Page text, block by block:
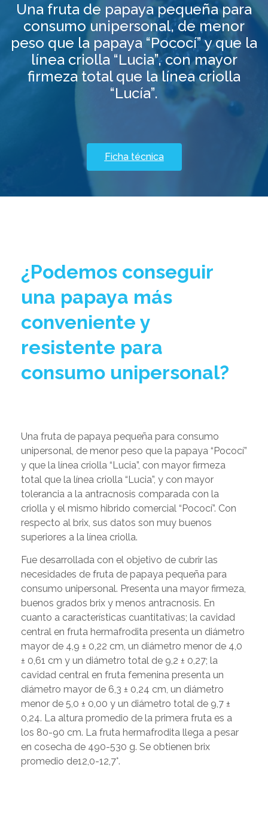
Una fruta de papaya pequeña para
consumo unipersonal, de menor
peso que la papaya “Pococí” y que la
línea criolla “Lucia”, con mayor
firmeza total que la línea criolla
“Lucía”.
Ficha técnica
¿Podemos conseguir
una papaya más
conveniente y
resistente para
consumo unipersonal?
Una fruta de papaya pequeña para consumo
unipersonal, de menor peso que la papaya “Pococí”
y que la línea criolla “Lucia”, con mayor firmeza
total que la línea criolla “Lucia”, y con mayor
tolerancia a la antracnosis comparada con la
criolla y el mismo hibrido comercial “Pococí”. Con
respecto al brix, sus datos son muy buenos
superiores a la línea criolla.
Fue desarrollada con el objetivo de cubrir las
necesidades de fruta de papaya pequeña para
consumo unipersonal. Presenta una mayor firmeza,
buenos grados brix y menos antracnosis. En
cuanto a características cuantitativas; la cavidad
central en fruta hermafrodita presenta un diámetro
mayor de 4,9 ± 0,22 cm, un diámetro menor de 4,0
± 0,61 cm y un diámetro total de 9,2 ± 0,27; la
cavidad central en fruta femenina presenta un
diámetro mayor de 6,3 ± 0,24 cm, un diámetro
menor de 5,0 ± 0,00 y un diámetro total de 9,7 ±
0,24. La altura promedio de la primera fruta es a
los 80-90 cm. La fruta hermafrodita llega a pesar
en cosecha de 490-530 g. Se obtienen brix
promedio de12,0-12,7°.